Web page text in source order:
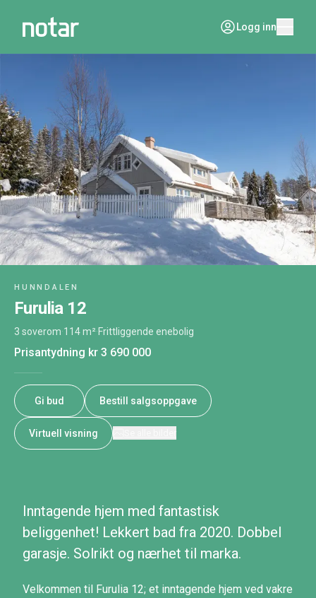
Logg inn
HUNNDALEN
Furulia 12
3 soverom·114 m²·Frittliggende enebolig
Prisantydning kr 3 690 000
Gi bud Bestill salgsoppgave
Virtuell visning
Inntagende hjem med fantastisk
beliggenhet! Lekkert bad fra 2020. Dobbel
garasje. Solrikt og nærhet til marka.
Velkommen til Furulia 12; et inntagende hjem ved vakre